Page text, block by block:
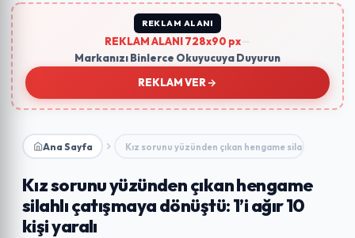
REKLAM ALANI
REKLAM ALANI 728x90 px
Markanızı Binlerce Okuyucuya Duyurun
REKLAM VER
Ana Sayfa Kız sorunu yüzünden çıkan hengame silahlı
Kız sorunu yüzünden çıkan hengame
silahlı çatışmaya dönüştü: 1’i ağır 10
kişi yaralı